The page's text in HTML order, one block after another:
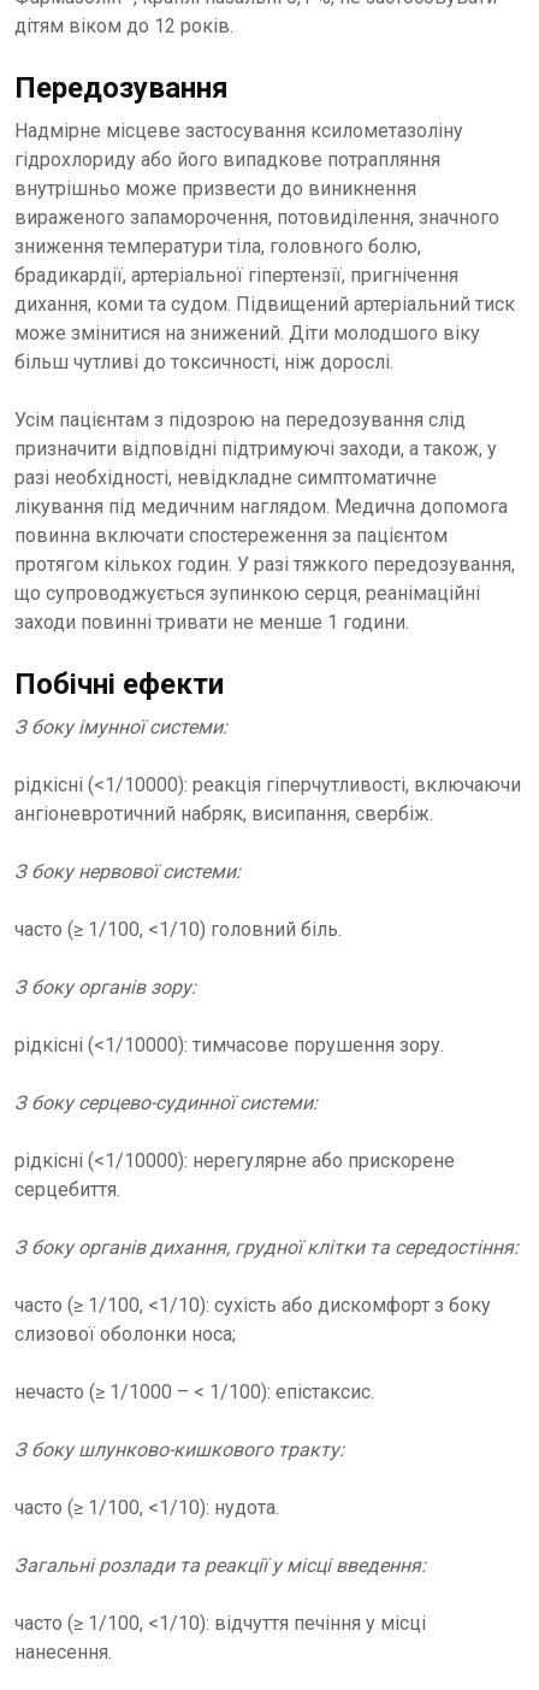
дітям віком до 12 років.
Передозування
Надмірне місцеве застосування ксилометазоліну
гідрохлориду або його випадкове потрапляння
внутрішньо може призвести до виникнення
вираженого запаморочення, потовиділення, значного
зниження температури тіла, головного болю,
брадикардії, артеріальної гіпертензії, пригнічення
дихання, коми та судом. Підвищений артеріальний тиск
може змінитися на знижений. Діти молодшого віку
більш чутливі до токсичності, ніж дорослі.
Усім пацієнтам з підозрою на передозування слід
призначити відповідні підтримуючі заходи, а також, у
разі необхідності, невідкладне симптоматичне
лікування під медичним наглядом. Медична допомога
повинна включати спостереження за пацієнтом
протягом кількох годин. У разі тяжкого передозування,
що супроводжується зупинкою серця, реанімаційні
заходи повинні тривати не менше 1 години.
Побічні ефекти
З боку імунної системи:
рідкісні (<1/10000): реакція гіперчутливості, включаючи
ангіоневротичний набряк, висипання, свербіж.
З боку нервової системи:
часто (≥ 1/100, <1/10) головний біль.
З боку органів зору:
рідкісні (<1/10000): тимчасове порушення зору.
З боку серцево-судинної системи:
рідкісні (<1/10000): нерегулярне або прискорене
серцебиття.
З боку органів дихання, грудної клітки та середостіння:
часто (≥ 1/100, <1/10): сухість або дискомфорт з боку
слизової оболонки носа;
нечасто (≥ 1/1000 – < 1/100): епістаксис.
З боку шлунково-кишкового тракту:
часто (≥ 1/100, <1/10): нудота.
Загальні розлади та реакції у місці введення:
часто (≥ 1/100, <1/10): відчуття печіння у місці
нанесення.